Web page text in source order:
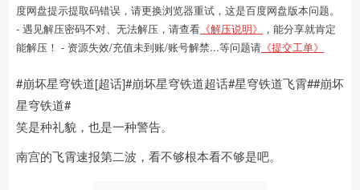
度网盘提示提取码错误，请更换浏览器重试，这是百度网盘版本问题。
- 遇见解压密码不对、无法解压，请查看 《解压说明》
，能分享就肯定
能解压！ - 资源失效/充值未到账/账号解禁...等问题请 《提交工单》
#崩坏星穹铁道[超话]#崩坏星穹铁道超话#星穹铁道飞霄##崩坏
星穹铁道#
笑是种礼貌，也是一种警告。
南宫的飞霄速报第二波，看不够根本看不够是吧。